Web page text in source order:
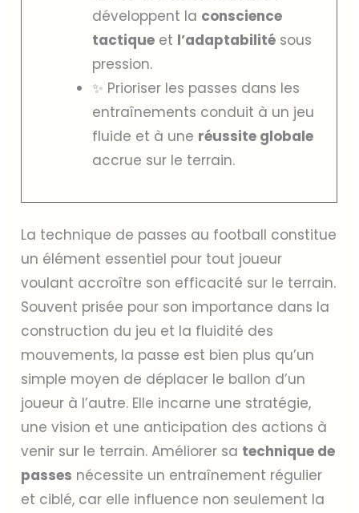
développent la conscience
tactique et l’adaptabilité sous
pression.
✨ Prioriser les passes dans les
entraînements conduit à un jeu
fluide et à une réussite globale
accrue sur le terrain.
La technique de passes au football constitue
un élément essentiel pour tout joueur
voulant accroître son efficacité sur le terrain.
Souvent prisée pour son importance dans la
construction du jeu et la fluidité des
mouvements, la passe est bien plus qu’un
simple moyen de déplacer le ballon d’un
joueur à l’autre. Elle incarne une stratégie,
une vision et une anticipation des actions à
venir sur le terrain. Améliorer sa technique de
passes nécessite un entraînement régulier
et ciblé, car elle influence non seulement la